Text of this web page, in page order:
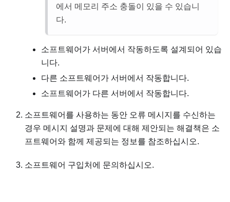
에서 메모리 주소 충돌이 있을 수 있습니
다.
소프트웨어가 서버에서 작동하도록 설계되어 있습
니다.
다른 소프트웨어가 서버에서 작동합니다.
소프트웨어가 다른 서버에서 작동합니다.
소프트웨어를 사용하는 동안 오류 메시지를 수신하는
경우 메시지 설명과 문제에 대해 제안되는 해결책은 소
프트웨어와 함께 제공되는 정보를 참조하십시오.
소프트웨어 구입처에 문의하십시오.